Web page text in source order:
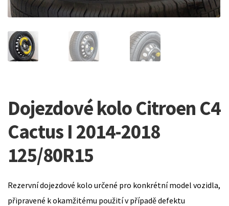
Dojezdové kolo Citroen C4
Cactus I 2014-2018
125/80R15
Rezervní dojezdové kolo určené pro konkrétní model vozidla,
připravené k okamžitému použití v případě defektu